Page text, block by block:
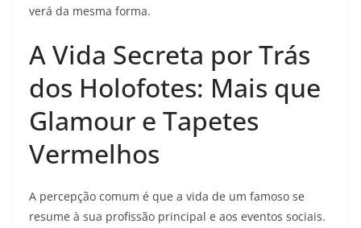
verá da mesma forma.
A Vida Secreta por Trás
dos Holofotes: Mais que
Glamour e Tapetes
Vermelhos
A percepção comum é que a vida de um famoso se
resume à sua profissão principal e aos eventos sociais.